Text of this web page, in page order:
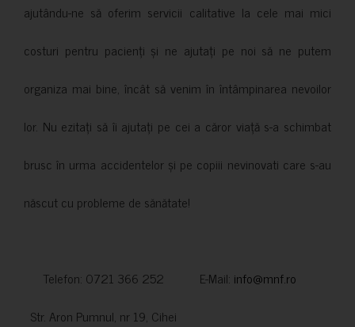
ajutându-ne să oferim servicii calitative la cele mai mici
costuri pentru pacienți și ne ajutați pe noi să ne putem
organiza mai bine, încât să venim în întâmpinarea nevoilor
lor. Nu ezitați să îi ajutați pe cei a căror viață s-a schimbat
brusc în urma accidentelor și pe copiii nevinovati care s-au
născut cu probleme de sănătate!
Telefon: 0721 366 252 E-Mail: info@mnf.ro
Str. Aron Pumnul, nr 19, Cihei